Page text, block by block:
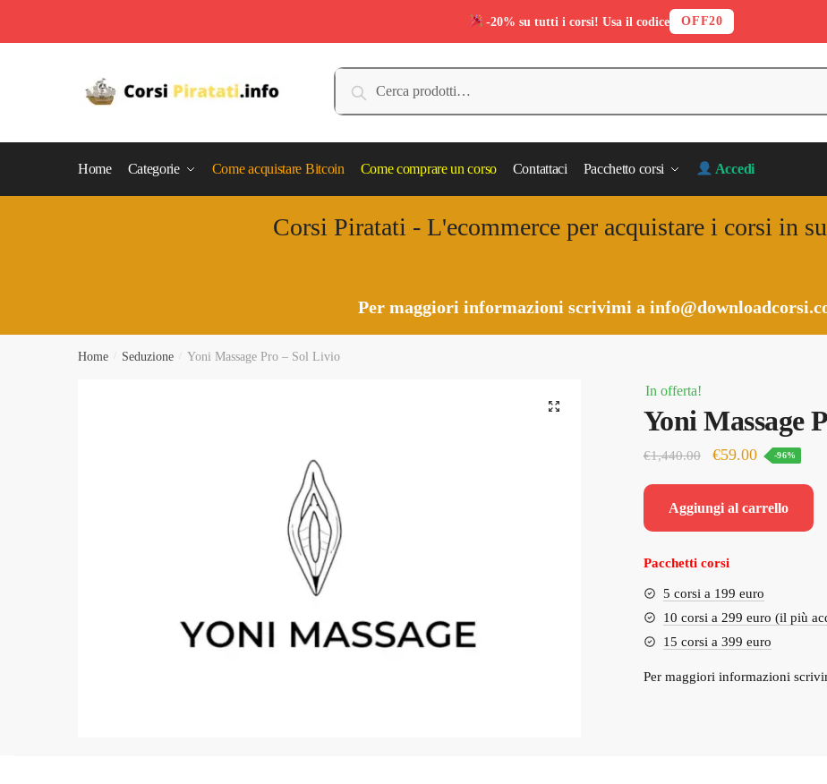
Cerca:
Cerca
Home Categorie Come acquistare Bitcoin Come comprare un corso Contattaci Pacchetto corsi Accedi
Corsi Piratati - L'ecommerce per acquistare i corsi in
Per maggiori informazioni scrivimi a
Home Seduzione Yoni Massage Pro – Sol Livio
In offerta!
Yoni Massage
€1,440.00
Il
originale
era:
€1,440.00.
€59.00Il
attuale
è:
-96%
Aggiungi al carrello
Pacchetti corsi
5 corsi a 199 euro
10 corsi a 299 euro (il più
15 corsi a 399 euro
Per maggiori informazioni
-20% su tutti i corsi! Usa il codice OFF20